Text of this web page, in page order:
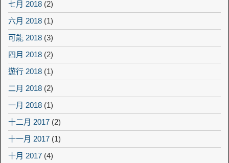
七月 2018 (2)
六月 2018 (1)
可能 2018 (3)
四月 2018 (2)
遊行 2018 (1)
二月 2018 (2)
一月 2018 (1)
十二月 2017 (2)
十一月 2017 (1)
十月 2017 (4)